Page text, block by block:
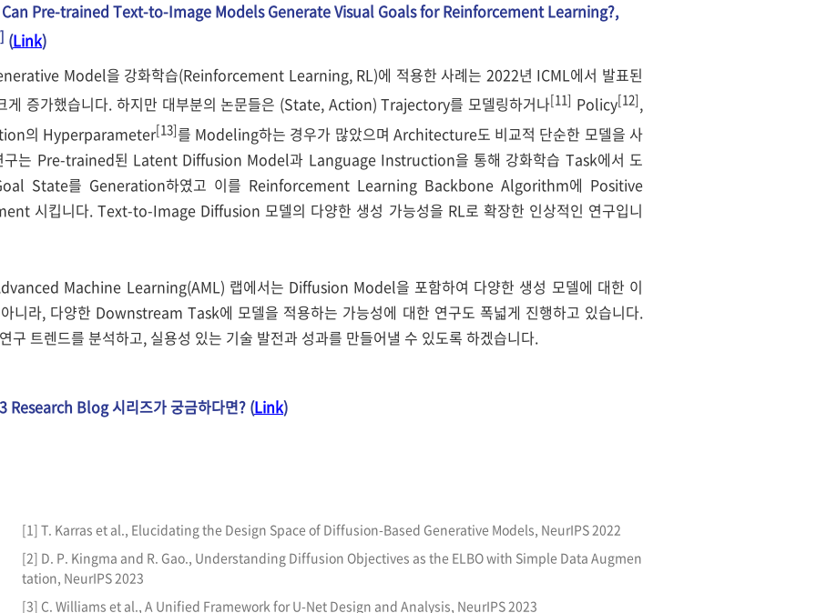
Pre-trained Text-to-Image Models Generate Visual Goals for Reinforcement Learning?,
(Link)
Model을 강화학습(Reinforcement Learning, RL)에 적용한 사례는 2022년 ICML에서 발표된
게 증가했습니다. 하지만 대부분의 논문들은 (State, Action) Trajectory를 모델링하거나[11] Policy[12],
의 Hyperparameter[13]를 Modeling하는 경우가 많았으며 Architecture도 비교적 단순한 모델을 사
구는 Pre-trained된 Latent Diffusion Model과 Language Instruction을 통해 강화학습 Task에서 도
State를 Generation하였고 이를 Reinforcement Learning Backbone Algorithm에 Positive
시킵니다. Text-to-Image Diffusion 모델의 다양한 생성 가능성을 RL로 확장한 인상적인 연구입니
Machine Learning(AML) 랩에서는 Diffusion Model을 포함하여 다양한 생성 모델에 대한 이
니라, 다양한 Downstream Task에 모델을 적용하는 가능성에 대한 연구도 폭넓게 진행하고 있습니다.
구 트렌드를 분석하고, 실용성 있는 기술 발전과 성과를 만들어낼 수 있도록 하겠습니다.
Blog 시리즈가 궁금하다면? (Link)
[1] T. Karras et al., Elucidating the Design Space of Diffusion-Based Generative Models, NeurIPS 2022
[2] D. P. Kingma and R. Gao., Understanding Diffusion Objectives as the ELBO with Simple Data Augmen
tation, NeurIPS 2023
[3] C. Williams et al., A Unified Framework for U-Net Design and Analysis, NeurIPS 2023